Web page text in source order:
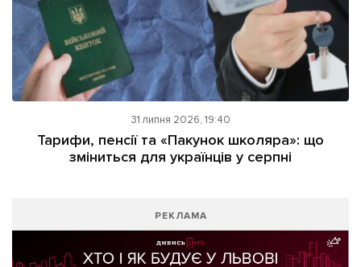
31 липня 2026, 19:40
Тарифи, пенсії та «Пакунок школяра»: що
зміниться для українців у серпні
РЕКЛАМА